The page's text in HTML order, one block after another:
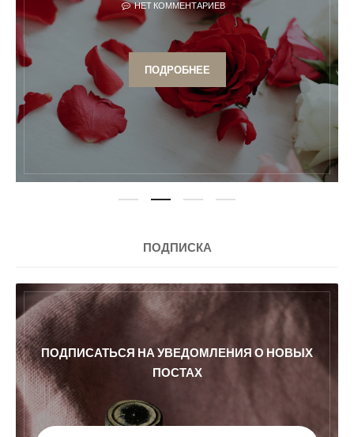
НЕТ КОММЕНТАРИЕВ
ПОДРОБНЕЕ
ПОДПИСКА
ПОДПИСАТЬСЯ НА УВЕДОМЛЕНИЯ О НОВЫХ
ПОСТАХ